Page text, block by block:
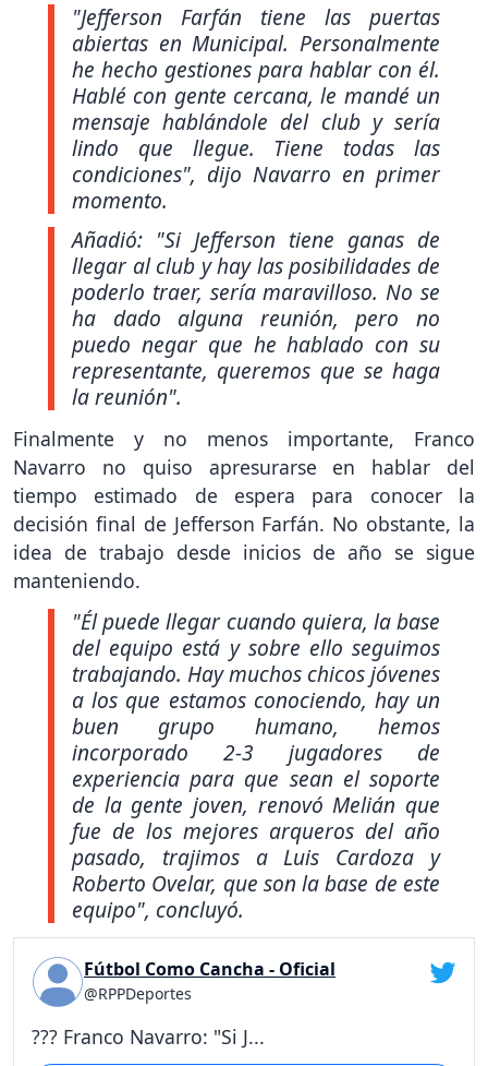
"Jefferson Farfán tiene las puertas
abiertas en Municipal. Personalmente
he hecho gestiones para hablar con él.
Hablé con gente cercana, le mandé un
mensaje hablándole del club y sería
lindo que llegue. Tiene todas las
condiciones", dijo Navarro en primer
momento.
Añadió: "Si Jefferson tiene ganas de
llegar al club y hay las posibilidades de
poderlo traer, sería maravilloso. No se
ha dado alguna reunión, pero no
puedo negar que he hablado con su
representante, queremos que se haga
la reunión".
Finalmente y no menos importante, Franco
Navarro no quiso apresurarse en hablar del
tiempo estimado de espera para conocer la
decisión final de Jefferson Farfán. No obstante, la
idea de trabajo desde inicios de año se sigue
manteniendo.
"Él puede llegar cuando quiera, la base
del equipo está y sobre ello seguimos
trabajando. Hay muchos chicos jóvenes
a los que estamos conociendo, hay un
buen grupo humano, hemos
incorporado 2-3 jugadores de
experiencia para que sean el soporte
de la gente joven, renovó Melián que
fue de los mejores arqueros del año
pasado, trajimos a Luis Cardoza y
Roberto Ovelar, que son la base de este
equipo", concluyó.
Fútbol Como Cancha - Oficial
@RPPDeportes
??? Franco Navarro: "Si J...